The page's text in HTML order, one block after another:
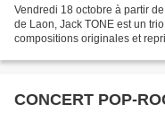
Vendredi 18 octobre à partir
de Laon, Jack TONE est un
compositions originales et
CONCERT POP-